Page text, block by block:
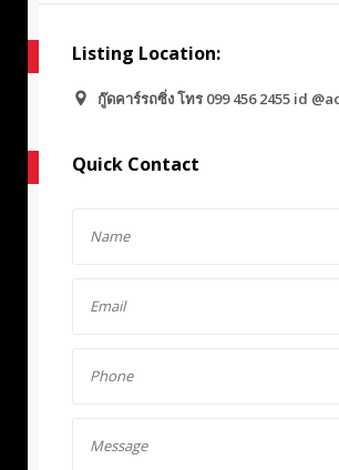
Listing Location:
กู๊ดคาร์รถซิ่ง โทร 099 456 2455 id
Quick Contact